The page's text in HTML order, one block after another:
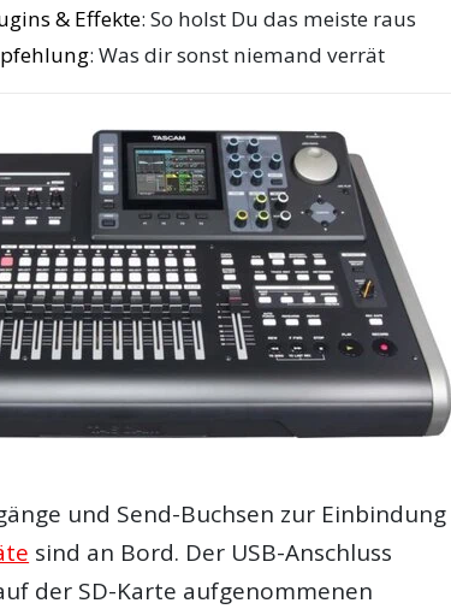
& Effekte: So holst Du das meiste raus
: Was dir sonst niemand verrät
und Send-Buchsen zur Einbindung
sind an Bord. Der USB-Anschluss
der SD-Karte aufgenommenen